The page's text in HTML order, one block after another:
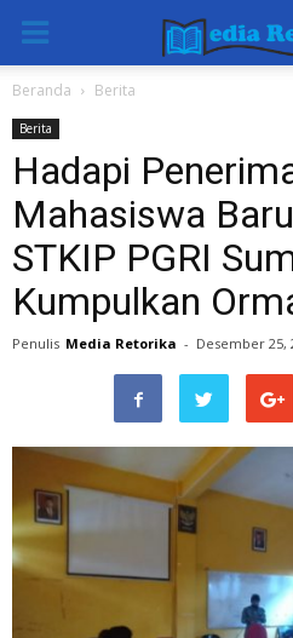
Beranda Berita
Berita
Hadapi
Mahasiswa
STKIP PGRI
Kumpulkan
Penulis Media Retorika - Desember 25,